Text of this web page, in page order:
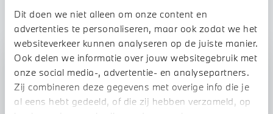
Dit doen we niet alleen om onze content en
advertenties te personaliseren, maar ook zodat we het
websiteverkeer kunnen analyseren op de juiste manier.
Ook delen we informatie over jouw websitegebruik met
onze social media-, advertentie- en analysepartners.
Zij combineren deze gegevens met overige info die je
al eens hebt gedeeld, of die zij hebben verzameld, op
Stap 1 van 3
Uw auto inruilen?